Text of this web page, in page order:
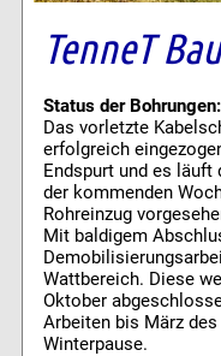
TenneT
Status der Bohrungen:
Das vorletzte
erfolgreich
Endspurt und es
der kommenden
Rohreinzug
Mit baldigem
Wattbereich. Diese
Oktober
Arbeiten bis März
Winterpause.